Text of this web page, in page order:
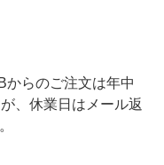
からのご注文は年中
、休業日はメール返